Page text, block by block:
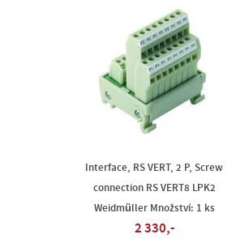
Interface, RS VERT, 2 P, Screw
connection RS VERT8 LPK2
Weidmüller Množství: 1 ks
2 330,-